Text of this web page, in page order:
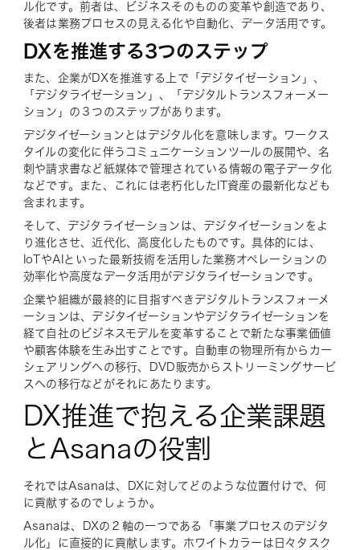
ル化です。前者は、ビジネスそのものの変革や創造であり、
後者は業務プロセスの見える化や自動化、データ活用です。
DXを推進する3つのステップ
また、企業がDXを推進する上で「デジタイゼーション」、
「デジタライゼーション」、「デジタルトランスフォーメー
ション」の３つのステップがあります。
デジタイゼーションとはデジタル化を意味します。ワークス
タイルの変化に伴うコミュニケーションツールの展開や、名
刺や請求書など紙媒体で管理されている情報の電子データ化
などです。また、これには老朽化したIT資産の最新化なども
含まれます。
そして、デジタライゼーションは、デジタイゼーションをよ
り進化させ、近代化、高度化したものです。具体的には、
IoTやAIといった最新技術を活用した業務オペレーションの
効率化や高度なデータ活用がデジタライゼーションです。
企業や組織が最終的に目指すべきデジタルトランスフォーメ
ーションは、デジタイゼーションやデジタライゼーションを
経て自社のビジネスモデルを変革することで新たな事業価値
や顧客体験を生み出すことです。自動車の物理所有からカー
シェアリングへの移行、DVD販売からストリーミングサービ
スへの移行などがそれにあたります。
DX推進で抱える企業課題
とAsanaの役割
それではAsanaは、DXに対してどのような位置付けで、何
に貢献するのでしょうか。
Asanaは、DXの２軸の一つである「事業プロセスのデジタ
ル化」に直接的に貢献します。ホワイトカラーは日々タスク